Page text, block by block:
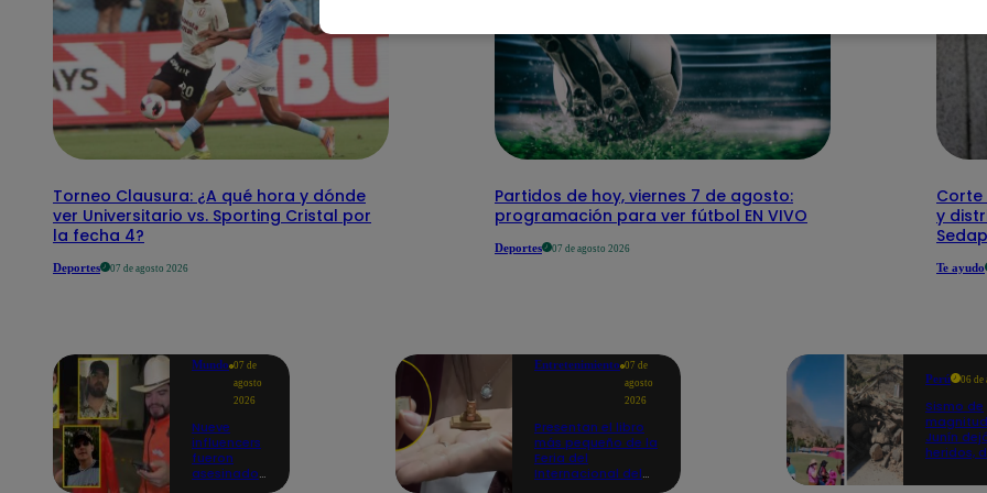
Torneo Clausura: ¿A qué hora y dónde
ver Universitario vs. Sporting Cristal por
la fecha 4?
Deportes 07 de agosto 2026
Partidos de hoy, viernes 7 de agosto:
programación para ver fútbol EN VIVO
Deportes 07 de agosto 2026
Corte
y
Te ayudo
Mundo 07 de
agosto
2026
Nueve
influencers
fueron
asesinados
Entretenimiento 07 de
agosto
2026
Presentan el libro
más pequeño de la
Feria del
Internacional del
Perú 06 de
Sismo de
Junín
heridos,
propició